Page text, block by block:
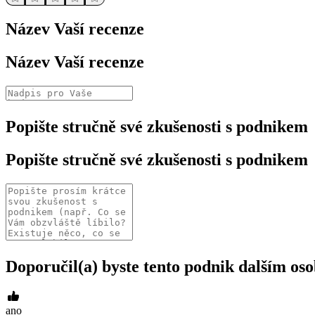
Název Vaší recenze
Název Vaší recenze
Popište stručně své zkušenosti s podnikem
Popište stručně své zkušenosti s podnikem
Doporučil(a) byste tento podnik dalším
ano